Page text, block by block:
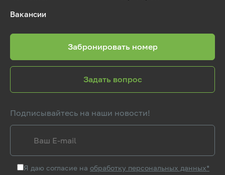
Вакансии
Забронировать номер
Задать вопрос
Подписывайтесь на наши новости!
Я даю согласие на обработку персональных данных*